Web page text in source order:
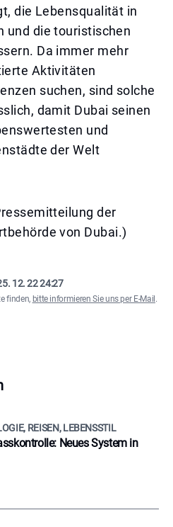
die Lebensqualität in
und die touristischen
Da immer mehr
Aktivitäten
suchen, sind solche
damit Dubai seinen
und
der Welt
der
von Dubai.)
12. 22 24:27
finden, bitte informieren Sie uns per E-Mail .
REISEN, LEBENSSTIL
Neues System in